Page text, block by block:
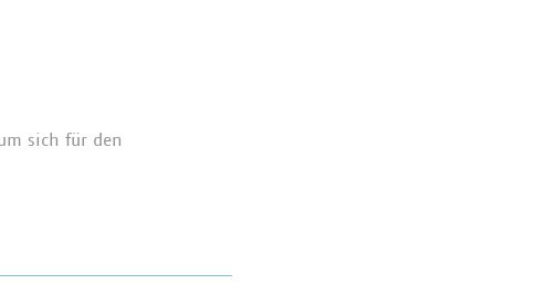
sich für den